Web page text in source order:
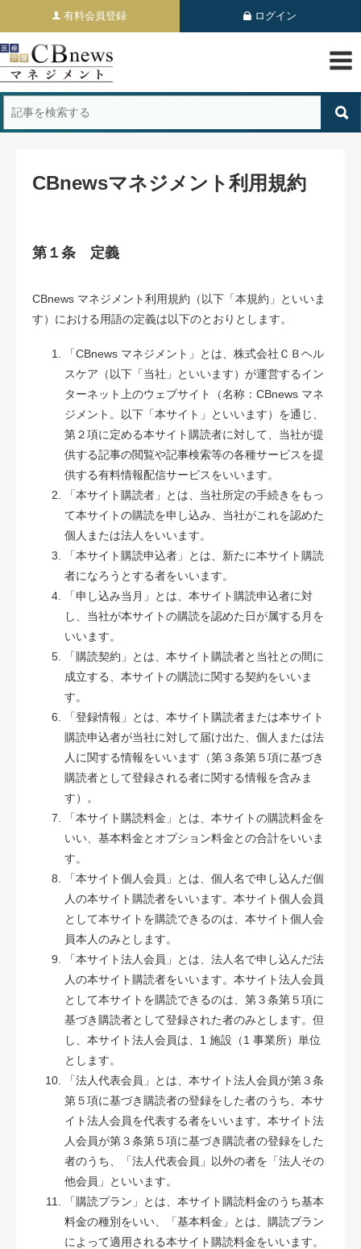
有料会員登録 ログイン
CBnewsマネジメント利用規約
第１条 定義
CBnews マネジメント利用規約（以下「本規約」といいま
す）における用語の定義は以下のとおりとします。
「CBnews マネジメント」とは、株式会社ＣＢヘル
スケア（以下「当社」といいます）が運営するイン
ターネット上のウェブサイト（名称：CBnews マネ
ジメント。以下「本サイト」といいます）を通じ、
第２項に定める本サイト購読者に対して、当社が提
供する記事の閲覧や記事検索等の各種サービスを提
供する有料情報配信サービスをいいます。
「本サイト購読者」とは、当社所定の手続きをもっ
て本サイトの購読を申し込み、当社がこれを認めた
個人または法人をいいます。
「本サイト購読申込者」とは、新たに本サイト購読
者になろうとする者をいいます。
「申し込み当月」とは、本サイト購読申込者に対
し、当社が本サイトの購読を認めた日が属する月を
いいます。
「購読契約」とは、本サイト購読者と当社との間に
成立する、本サイトの購読に関する契約をいいま
す。
「登録情報」とは、本サイト購読者または本サイト
購読申込者が当社に対して届け出た、個人または法
人に関する情報をいいます（第３条第５項に基づき
購読者として登録される者に関する情報を含みま
す）。
「本サイト購読料金」とは、本サイトの購読料金を
いい、基本料金とオプション料金との合計をいいま
す。
「本サイト個人会員」とは、個人名で申し込んだ個
人の本サイト購読者をいいます。本サイト個人会員
として本サイトを購読できるのは、本サイト個人会
員本人のみとします。
「本サイト法人会員」とは、法人名で申し込んだ法
人の本サイト購読者をいいます。本サイト法人会員
として本サイトを購読できるのは、第３条第５項に
基づき購読者として登録された者のみとします。但
し、本サイト法人会員は、1 施設（1 事業所）単位
とします。
「法人代表会員」とは、本サイト法人会員が第３条
第５項に基づき購読者の登録をした者のうち、本サ
イト法人会員を代表する者をいいます。本サイト法
人会員が第３条第５項に基づき購読者の登録をした
者のうち、「法人代表会員」以外の者を「法人その
他会員」といいます。
「購読プラン」とは、本サイト購読料金のうち基本
料金の種別をいい、「基本料金」とは、購読プラン
によって適用される本サイト購読料金をいいます。